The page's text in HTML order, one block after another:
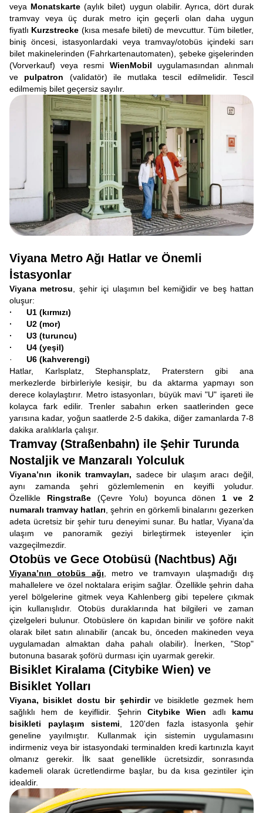
veya Monatskarte (aylık bilet) uygun olabilir. Ayrıca, dört durak
tramvay veya üç durak metro için geçerli olan daha uygun
fiyatlı Kurzstrecke (kısa mesafe bileti) de mevcuttur. Tüm biletler,
biniş öncesi, istasyonlardaki veya tramvay/otobüs içindeki sarı
bilet makinelerinden (Fahrkartenautomaten), şebeke gişelerinden
(Vorverkauf) veya resmi WienMobil uygulamasından alınmalı
ve pulpatron (validatör) ile mutlaka tescil edilmelidir. Tescil
edilmemiş bilet geçersiz sayılır.
Viyana Metro Ağı Hatlar ve Önemli
İstasyonlar
Viyana metrosu , şehir içi ulaşımın bel kemiğidir ve beş hattan
oluşur:
· U1 (kırmızı)
· U2 (mor)
· U3 (turuncu)
· U4 (yeşil)
· U6 (kahverengi)
Hatlar, Karlsplatz, Stephansplatz, Praterstern gibi ana
merkezlerde birbirleriyle kesişir, bu da aktarma yapmayı son
derece kolaylaştırır. Metro istasyonları, büyük mavi "U" işareti ile
kolayca fark edilir. Trenler sabahın erken saatlerinden gece
yarısına kadar, yoğun saatlerde 2-5 dakika, diğer zamanlarda 7-8
dakika aralıklarla çalışır.
Tramvay (Straßenbahn) ile Şehir Turunda
Nostaljik ve Manzaralı Yolculuk
Viyana’nın ikonik tramvayları, sadece bir ulaşım aracı değil,
aynı zamanda şehri gözlemlemenin en keyifli yoludur.
Özellikle Ringstraße (Çevre Yolu) boyunca dönen 1 ve 2
numaralı tramvay hatları , şehrin en görkemli binalarını gezerken
adeta ücretsiz bir şehir turu deneyimi sunar. Bu hatlar, Viyana’da
ulaşım ve panoramik geziyi birleştirmek isteyenler için
vazgeçilmezdir.
Otobüs ve Gece Otobüsü (Nachtbus) Ağı
Viyana’nın otobüs ağı , metro ve tramvayın ulaşmadığı dış
mahallelere ve özel noktalara erişim sağlar. Özellikle şehrin daha
yerel bölgelerine gitmek veya Kahlenberg gibi tepelere çıkmak
için kullanışlıdır. Otobüs duraklarında hat bilgileri ve zaman
çizelgeleri bulunur. Otobüslere ön kapıdan binilir ve şoföre nakit
olarak bilet satın alınabilir (ancak bu, önceden makineden veya
uygulamadan almaktan daha pahalı olabilir). İnerken, "Stop"
butonuna basarak şoförü durması için uyarmak gerekir.
Bisiklet Kiralama (Citybike Wien) ve
Bisiklet Yolları
Viyana, bisiklet dostu bir şehirdirve bisikletle gezmek hem
sağlıklı hem de keyiflidir. Şehrin Citybike Wien adlı kamu
bisikleti paylaşım sistemi , 120'den fazla istasyonla şehir
geneline yayılmıştır. Kullanmak için sistemin uygulamasını
indirmeniz veya bir istasyondaki terminalden kredi kartınızla kayıt
olmanız gerekir. İlk saat genellikle ücretsizdir, sonrasında
kademeli olarak ücretlendirme başlar, bu da kısa gezintiler için
idealdir.